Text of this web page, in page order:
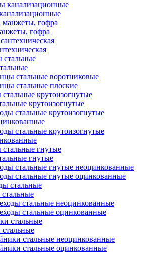
гофра
стальные воротниковые
стальные плоские
крутоизогнутые
стальные крутоизогнутые
стальные крутоизогнутые
гнутые
стальные гнутые неоцинкованные
стальные гнутые оцинкованные
стальные неоцинкованные
стальные оцинкованные
стальные неоцинкованные
стальные оцинкованные